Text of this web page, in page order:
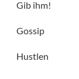
Gib ihm!
Gossip
Hustlen